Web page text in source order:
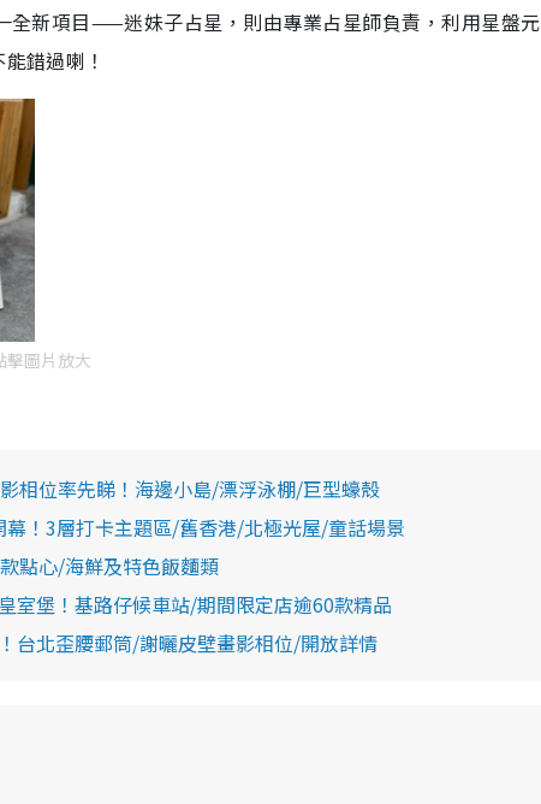
全新項目——迷妹子占星，則由專業占星師負責，利用星盤元
錯過喇！
擊圖片放大
相位率先睇！海邊小島/漂浮泳棚/巨型蠔殼
幕！3層打卡主題區/舊香港/北極光屋/童話場景
點心/海鮮及特色飯麵類
室堡！基路仔候車站/期間限定店逾60款精品
台北歪腰郵筒/謝曬皮壁畫影相位/開放詳情